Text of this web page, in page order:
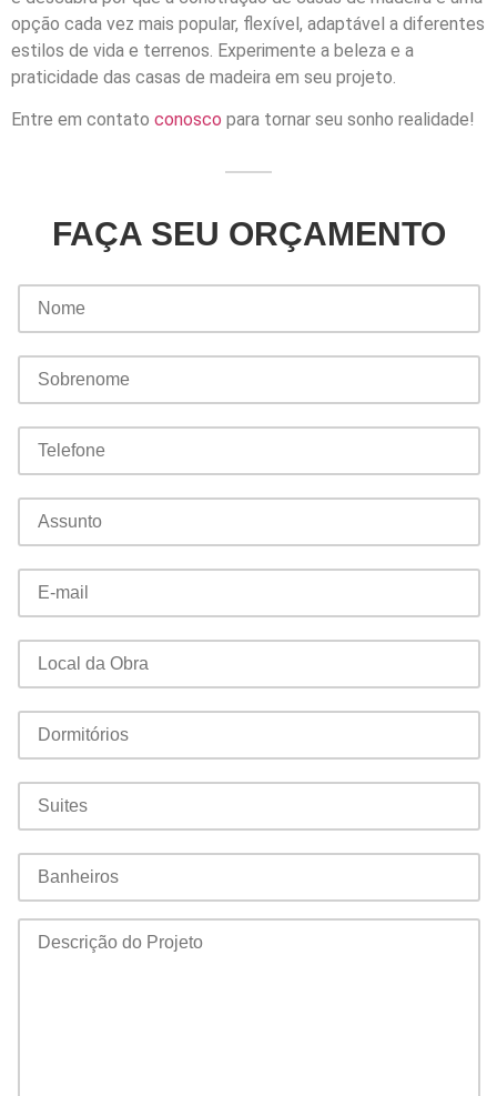
opção cada vez mais popular, flexível, adaptável a diferentes
estilos de vida e terrenos. Experimente a beleza e a
praticidade das casas de madeira em seu projeto.
Entre em contato conosco para tornar seu sonho realidade!
FAÇA SEU ORÇAMENTO